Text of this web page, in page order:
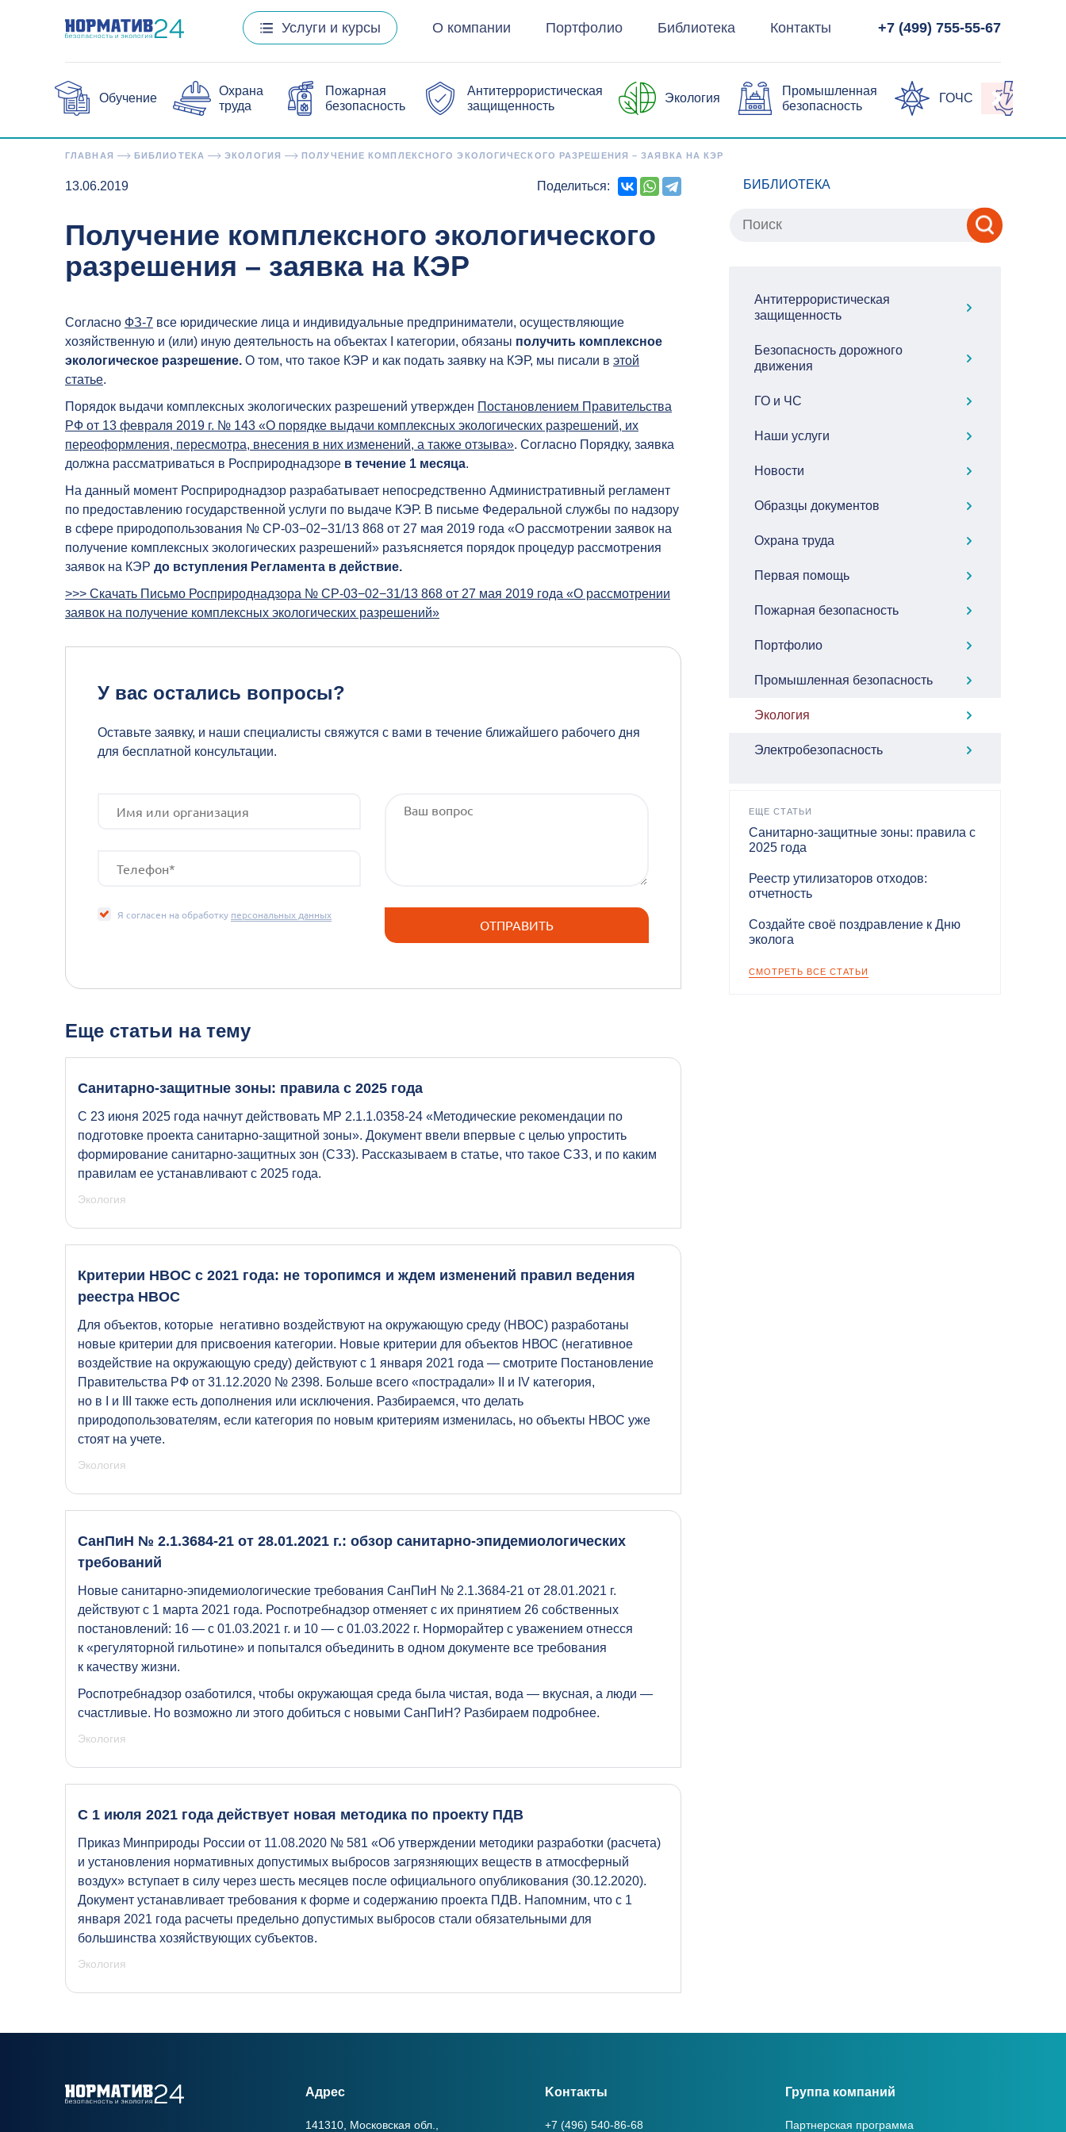
Услуги и курсы О компании Портфолио Библиотека Контакты +7 (499) 755-55-67
Обучение
Охрана
труда
Пожарная
безопасность
Антитеррористическая
защищенность
Экология
Промышленная
безопасность
ГОЧС
ГЛАВНАЯ БИБЛИОТЕКА ЭКОЛОГИЯ ПОЛУЧЕНИЕ КОМПЛЕКСНОГО ЭКОЛОГИЧЕСКОГО РАЗРЕШЕНИЯ – ЗАЯВКА НА КЭР
13.06.2019 Поделиться:
Получение комплексного экологического
разрешения – заявка на КЭР
Согласно ФЗ-7 все юридические лица и индивидуальные предприниматели, осуществляющие
хозяйственную и (или) иную деятельность на объектах I категории, обязаны получить комплексное
экологическое разрешение. О том, что такое КЭР и как подать заявку на КЭР, мы писали в этой
статье.
Порядок выдачи комплексных экологических разрешений утвержден Постановлением Правительства
РФ от 13 февраля 2019 г. № 143 «О порядке выдачи комплексных экологических разрешений, их
переоформления, пересмотра, внесения в них изменений, а также отзыва». Согласно Порядку, заявка
должна рассматриваться в Росприроднадзоре в течение 1 месяца.
На данный момент Росприроднадзор разрабатывает непосредственно Административный регламент
по предоставлению государственной услуги по выдаче КЭР. В письме Федеральной службы по надзору
в сфере природопользования № СР-03−02−31/13 868 от 27 мая 2019 года «О рассмотрении заявок на
получение комплексных экологических разрешений» разъясняется порядок процедур рассмотрения
заявок на КЭР до вступления Регламента в действие.
>>> Скачать Письмо Росприроднадзора № СР-03−02−31/13 868 от 27 мая 2019 года «О рассмотрении
заявок на получение комплексных экологических разрешений»
У вас остались вопросы?
Оставьте заявку, и наши специалисты свяжутся с вами в течение ближайшего рабочего дня
для бесплатной консультации.
Я согласен на обработку персональных данных
Еще статьи на тему
Санитарно-защитные зоны: правила с 2025 года
С 23 июня 2025 года начнут действовать МР 2.1.1.0358-24 «Методические рекомендации по
подготовке проекта санитарно-защитной зоны». Документ ввели впервые с целью упростить
формирование санитарно-защитных зон (СЗЗ). Рассказываем в статье, что такое СЗЗ, и по каким
правилам ее устанавливают с 2025 года.
Экология
Критерии НВОС с 2021 года: не торопимся и ждем изменений правил ведения
реестра НВОС
Для объектов, которые негативно воздействуют на окружающую среду (НВОС) разработаны
новые критерии для присвоения категории. Новые критерии для объектов НВОС (негативное
воздействие на окружающую среду) действуют с 1 января 2021 года — смотрите Постановление
Правительства РФ от 31.12.2020 № 2398. Больше всего «пострадали» II и IV категория,
но в I и III также есть дополнения или исключения. Разбираемся, что делать
природопользователям, если категория по новым критериям изменилась, но объекты НВОС уже
стоят на учете.
Экология
СанПиН № 2.1.3684-21 от 28.01.2021 г.: обзор санитарно-эпидемиологических
требований
Новые санитарно-эпидемиологические требования СанПиН № 2.1.3684-21 от 28.01.2021 г.
действуют с 1 марта 2021 года. Роспотребнадзор отменяет с их принятием 26 собственных
постановлений: 16 — с 01.03.2021 г. и 10 — с 01.03.2022 г. Норморайтер с уважением отнесся
к «регуляторной гильотине» и попытался объединить в одном документе все требования
к качеству жизни.
Роспотребнадзор озаботился, чтобы окружающая среда была чистая, вода — вкусная, а люди —
счастливые. Но возможно ли этого добиться с новыми СанПиН? Разбираем подробнее.
Экология
С 1 июля 2021 года действует новая методика по проекту ПДВ
Приказ Минприроды России от 11.08.2020 № 581 «Об утверждении методики разработки (расчета)
и установления нормативных допустимых выбросов загрязняющих веществ в атмосферный
воздух» вступает в силу через шесть месяцев после официального опубликования (30.12.2020).
Документ устанавливает требования к форме и содержанию проекта ПДВ. Напомним, что с 1
января 2021 года расчеты предельно допустимых выбросов стали обязательными для
большинства хозяйствующих субъектов.
Экология
БИБЛИОТЕКА
Антитеррористическая
защищенность
Безопасность дорожного
движения
ГО и ЧС
Наши услуги
Новости
Образцы документов
Охрана труда
Первая помощь
Пожарная безопасность
Портфолио
Промышленная безопасность
Экология
Электробезопасность
ЕЩЕ СТАТЬИ
Санитарно-защитные зоны: правила с
2025 года
Реестр утилизаторов отходов:
отчетность
Создайте своё поздравление к Дню
эколога
СМОТРЕТЬ ВСЕ СТАТЬИ
Адрес
141310, Московская обл.,
Kонтакты
+7 (496) 540-86-68
Группа компаний
Партнерская программа